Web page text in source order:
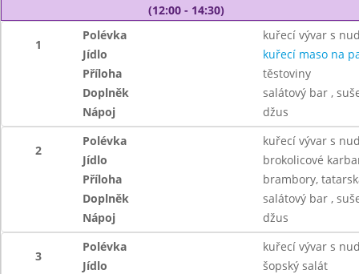
(12:00 - 14:30)
1
Polévka
kuřecí vývar s
Jídlo
kuřecí maso na
Příloha
těstoviny
Doplněk
salátový bar ,
Nápoj
džus
2
Polévka
kuřecí vývar s
Jídlo
brokolicové
Příloha
brambory,
Doplněk
salátový bar ,
Nápoj
džus
3
Polévka
kuřecí vývar s
Jídlo
šopský salát